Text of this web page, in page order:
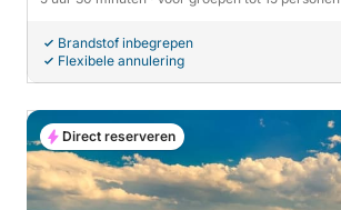
Brandstof inbegrepen
Flexibele annulering
Direct reserveren